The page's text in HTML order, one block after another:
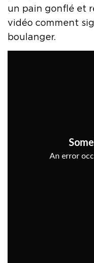
un pain gonflé et
vidéo comment
boulanger.